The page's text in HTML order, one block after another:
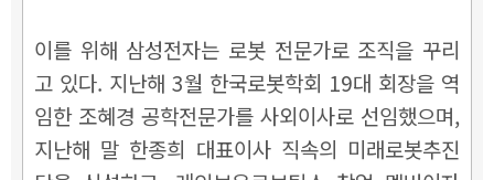
이를 위해 삼성전자는 로봇 전문가로 조직을 꾸리
고 있다. 지난해 3월 한국로봇학회 19대 회장을 역
임한 조혜경 공학전문가를 사외이사로 선임했으며,
지난해 말 한종희 대표이사 직속의 미래로봇추진